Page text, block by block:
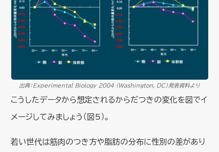
出典：Experimental Biology 2004 (Washington, DC）発表資料より
こうしたデータから想定されるからだつきの変化を図でイ
メージしてみましょう（図5）。
若い世代は筋肉のつき方や脂肪の分布に性別の差があり